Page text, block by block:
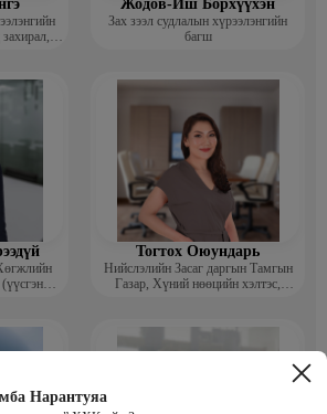
Нарантуяа
Жодов-Иш Борхүүхэн
Зах зээл судлалын хүрээлэнгийн
багш
Тогтох Оюундарь
Нийслэлийн Засаг даргын Тамгын
Газар, Хүний нөөцийн хэлтэс,